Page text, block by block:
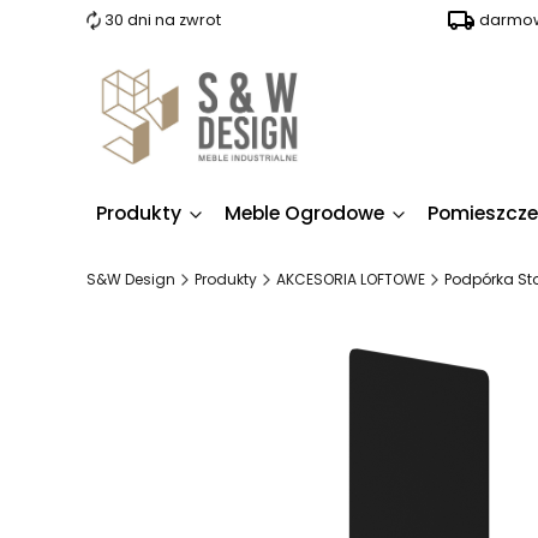
30 dni na zwrot
Produkty Meble Ogrodowe
S&W Design Produkty AKCESORIA LOFTOWE Podpórka